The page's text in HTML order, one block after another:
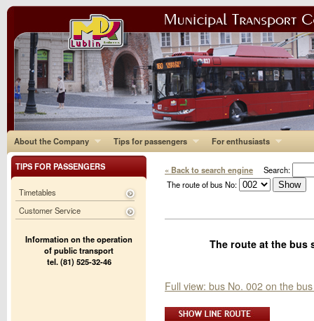
About the Company Tips for passengers For enthusiasts
« Back to search engine Search:
The route of bus No:
The route at the bus
Full view: bus No. 002 on the
TIPS FOR PASSENGERS
Timetables
Customer Service
Information on the operation
of public transport
tel. (81) 525-32-46